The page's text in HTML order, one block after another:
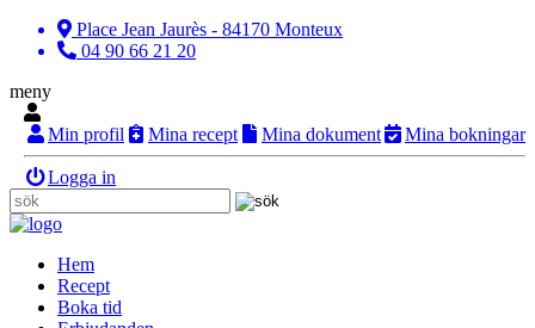
Place Jean Jaurès - 84170 Monteux
04 90 66 21 20
meny
Min profil Mina recept Mina dokument Mina bokningar
Logga in
Hem
Recept
Boka tid